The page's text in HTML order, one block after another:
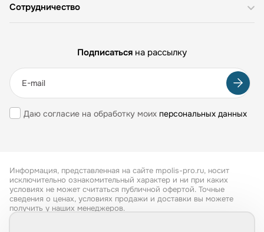
Сотрудничество
Подписаться на рассылку
Даю согласие на обработку моих персональных данных
Информация, представленная на сайте mpolis-pro.ru, носит
исключительно ознакомительный характер и ни при каких
условиях не может считаться публичной офертой. Точные
сведения о ценах, условиях продажи и доставки вы можете
получить у наших менеджеров.